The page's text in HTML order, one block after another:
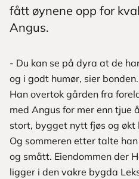
fått øynene opp for
Angus.
- Du kan se på dyra at de
og i godt humør, sier bonden.
Han overtok gården fra
med Angus for mer enn tjue
stort, bygget nytt fjøs og økt
Og sommeren etter talte
og smått. Eiendommen der
ligger i den vakre bygda